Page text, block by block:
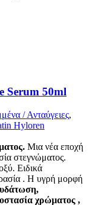
Serum 50ml
/ Ανταύγειες,
Hyloren
Μια νέα εποχή
στεγνώματος.
Ειδικά
. Η υγρή μορφή
χρώματος ,